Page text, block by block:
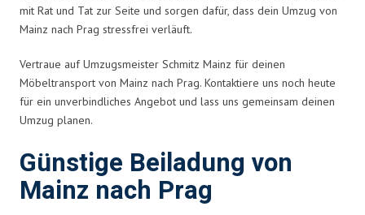
mit Rat und Tat zur Seite und sorgen dafür, dass dein Umzug von
Mainz nach Prag stressfrei verläuft.
Vertraue auf Umzugsmeister Schmitz Mainz für deinen
Möbeltransport von Mainz nach Prag. Kontaktiere uns noch heute
für ein unverbindliches Angebot und lass uns gemeinsam deinen
Umzug planen.
Günstige Beiladung von
Mainz nach Prag